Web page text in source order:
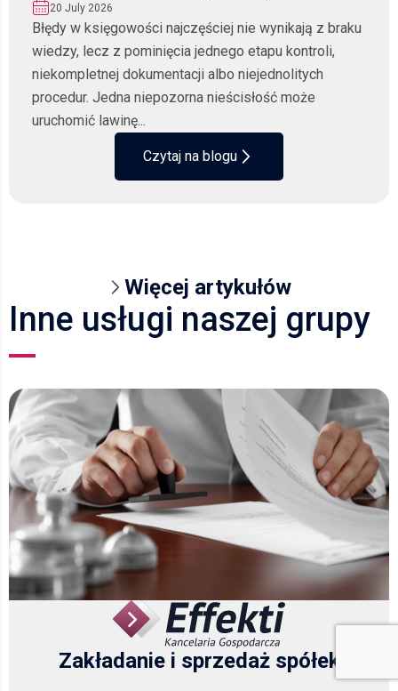
20 July 2026
Błędy w księgowości najczęściej nie wynikają z braku
wiedzy, lecz z pominięcia jednego etapu kontroli,
niekompletnej dokumentacji albo niejednolitych
procedur. Jedna niepozorna nieścisłość może
uruchomić lawinę...
Czytaj na blogu
Więcej artykułów
Inne usługi naszej grupy
Zakładanie i sprzedaż spółek